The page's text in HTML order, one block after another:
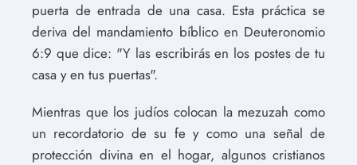
puerta de entrada de una casa. Esta práctica se
deriva del mandamiento bíblico en Deuteronomio
6:9 que dice: "Y las escribirás en los postes de tu
casa y en tus puertas".
Mientras que los judíos colocan la mezuzah como
un recordatorio de su fe y como una señal de
protección divina en el hogar, algunos cristianos